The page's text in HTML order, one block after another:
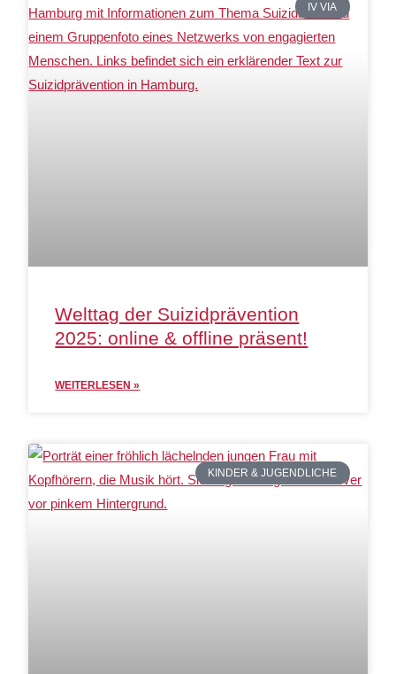
IV VIA
Welttag der Suizidprävention
2025: online & offline präsent!
WEITERLESEN »
KINDER & JUGENDLICHE